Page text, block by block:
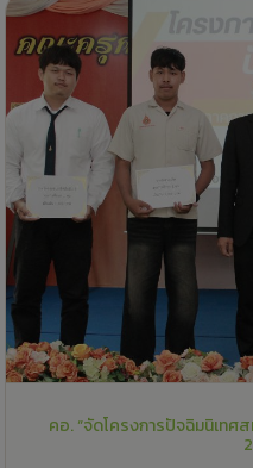
คอ. “จัดโครงการปัจฉิมนิเทศ